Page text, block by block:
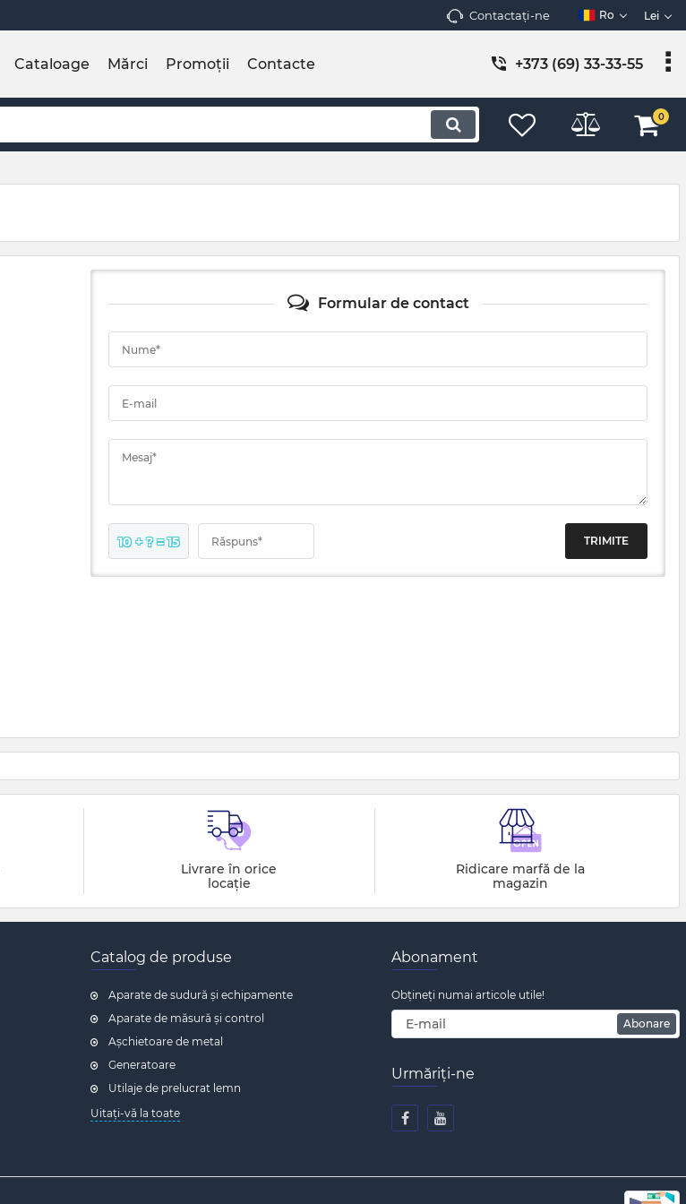
Contactați-ne Ro Lei
Cataloage Mărci Promoții Contacte +373 (69) 33-33-55
0
Formular de contact
Nume*
E-mail
Mesaj*
10 + ? = 15 Răspuns* TRIMITE
Livrare în orice
locație
Ridicare marfă de la
magazin
Catalog de produse
Aparate de sudură și echipamente
Aparate de măsură și control
Așchietoare de metal
Generatoare
Utilaje de prelucrat lemn
Uitați-vă la toate
Abonament
Obțineți numai articole utile!
Abonare
Urmăriți-ne